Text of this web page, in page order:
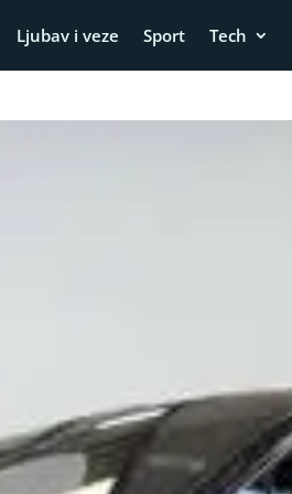
Ljubav i veze Sport Tech